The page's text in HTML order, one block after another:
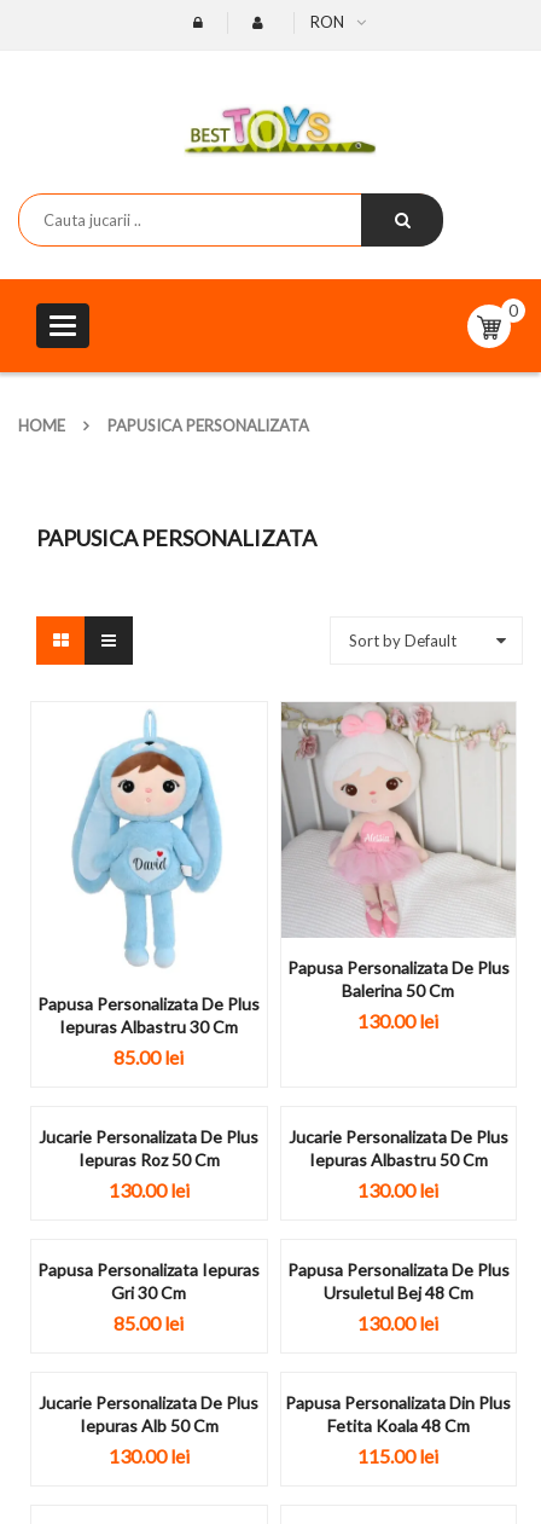
RON
Toggle
navigation
0
HOME PAPUSICA PERSONALIZATA
PAPUSICA PERSONALIZATA
Sort by Default
Papusa Personalizata De Plus
Iepuras Albastru 30 Cm
85.00lei
Papusa Personalizata De Plus
Balerina 50 Cm
130.00lei
Jucarie Personalizata De Plus
Iepuras Roz 50 Cm
130.00lei
Jucarie Personalizata De Plus
Iepuras Albastru 50 Cm
130.00lei
Papusa Personalizata Iepuras
Gri 30 Cm
85.00lei
Papusa Personalizata De Plus
Ursuletul Bej 48 Cm
130.00lei
Jucarie Personalizata De Plus
Iepuras Alb 50 Cm
130.00lei
Papusa Personalizata Din Plus
Fetita Koala 48 Cm
115.00lei